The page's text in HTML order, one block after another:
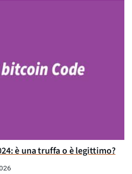
è una truffa o è legittimo?